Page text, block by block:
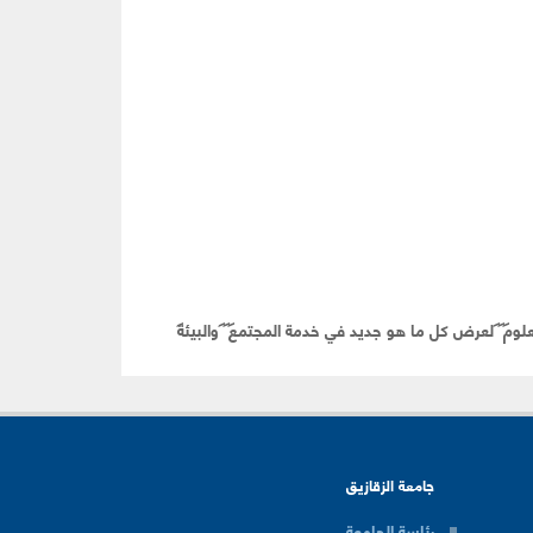
لعرض كل ما هو جديد في خدمة المجتمعوالبيئة
جامعة الزقازيق